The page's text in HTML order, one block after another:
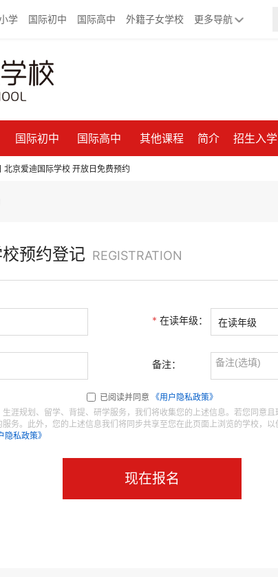
学 国际初中 国际高中 外籍子女学校 更多导航
国际初中 国际高中 其他课程 简介 招生入学
京爱迪国际学校 开放日免费预约
预约登记 REGISTRATION
* 在读年级：
备注：
已阅读并同意
《用户隐私政策》
涯规划、留学、背提、研学服务，我们将收集您的上述信息。若您同意
务。此外，您的上述信息我们将同步共享至您在此页面上浏览的学校，
隐私政策》
现在报名